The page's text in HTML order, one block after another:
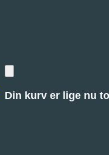
Din kurv er lige nu